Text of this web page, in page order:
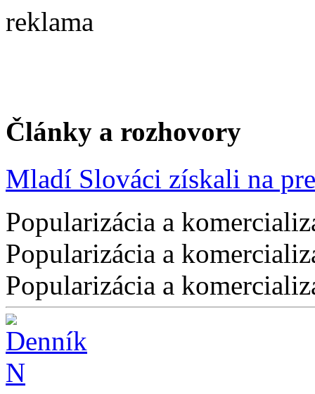
reklama
Články a rozhovory
Mladí Slováci získali na
Popularizácia a
Popularizácia a
Popularizácia a